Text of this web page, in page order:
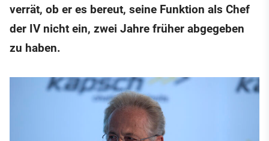
verrät, ob er es bereut, seine Funktion als Chef
der IV nicht ein, zwei Jahre früher abgegeben
zu haben.